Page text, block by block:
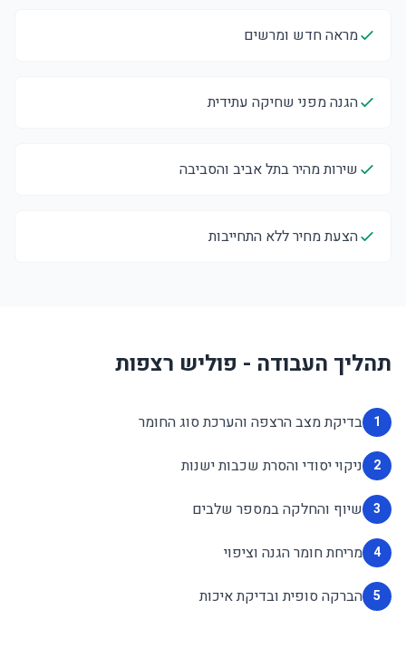
מראה חדש ומרשים
הגנה מפני שחיקה עתידית
שירות מהיר בתל אביב והסביבה
הצעת מחיר ללא התחייבות
תהליך העבודה - פוליש רצפות
1 בדיקת מצב הרצפה והערכת סוג החומר
2 ניקוי יסודי והסרת שכבות ישנות
3 שיוף והחלקה במספר שלבים
4 מריחת חומר הגנה וציפוי
5 הברקה סופית ובדיקת איכות